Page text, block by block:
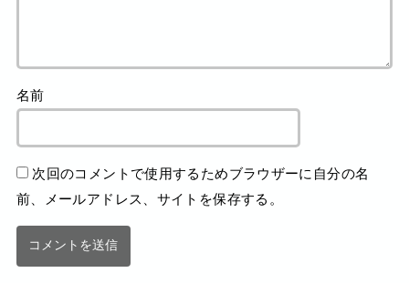
名前
次回のコメントで使用するためブラウザーに自分の名
前、メールアドレス、サイトを保存する。